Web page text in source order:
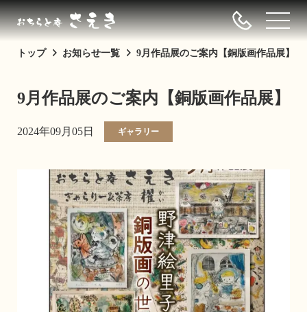
トップ お知らせ一覧 9月作品展のご案内【銅版画作品展】
9月作品展のご案内【銅版画作品展】
2024年09月05日 ギャラリー